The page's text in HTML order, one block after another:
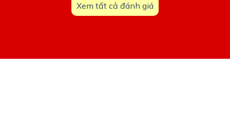
Xem tất cả đánh giá